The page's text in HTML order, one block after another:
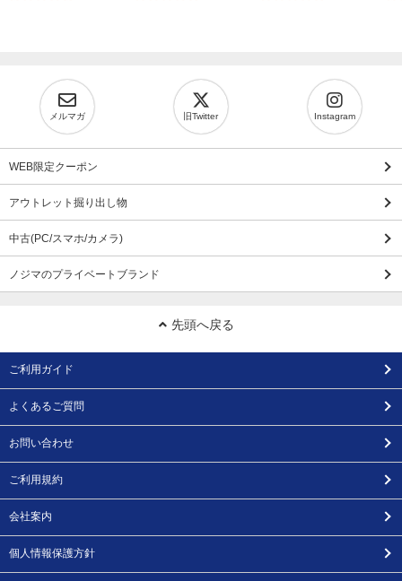
メルマガ 旧Twitter Instagram
WEB限定クーポン
アウトレット掘り出し物
中古(PC/スマホ/カメラ)
ノジマのプライベートブランド
先頭へ戻る
ご利用ガイド
よくあるご質問
お問い合わせ
ご利用規約
会社案内
個人情報保護方針